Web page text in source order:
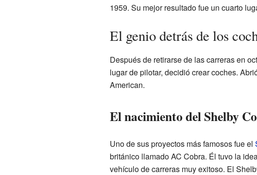
1959. Su mejor resultado fue un cuarto
El genio detrás de los
Después de retirarse de las carreras en
lugar de pilotar, decidió crear coches.
American.
El nacimiento del Shelby
Uno de sus proyectos más famosos fue el
británico llamado AC Cobra. Él tuvo la
vehículo de carreras muy exitoso. El